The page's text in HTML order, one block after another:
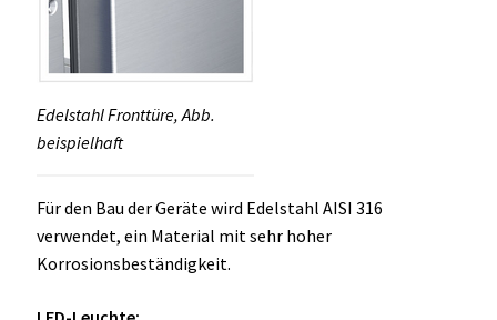
Edelstahl Fronttüre, Abb.
beispielhaft
Für den Bau der Geräte wird Edelstahl AISI 316
verwendet, ein Material mit sehr hoher
Korrosionsbeständigkeit.